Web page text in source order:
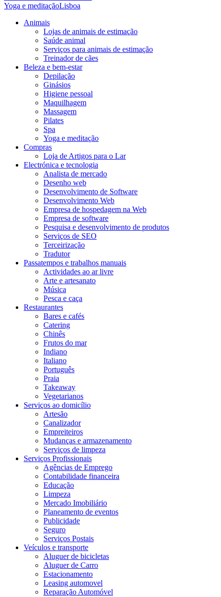
Yoga e meditaçãoLisboa
Animais
Lojas de animais de estimação
Saúde animal
Serviços para animais de estimação
Treinador de cães
Beleza e bem-estar
Depilação
Ginásios
Higiene pessoal
Maquilhagem
Massagem
Pilates
Spa
Yoga e meditação
Compras
Loja de Artigos para o Lar
Electrónica e tecnologia
Analista de mercado
Desenho web
Desenvolvimento de Software
Desenvolvimento Web
Empresa de hospedagem na Web
Empresa de software
Pesquisa e desenvolvimento de produtos
Serviços de SEO
Terceirização
Tradutor
Passatempos e trabalhos manuais
Actividades ao ar livre
Arte e artesanato
Música
Pesca e caça
Restaurantes
Bares e cafés
Catering
Chinês
Frutos do mar
Indiano
Italiano
Português
Praia
Takeaway
Vegetarianos
Serviços ao domicílio
Artesão
Canalizador
Empreiteiros
Mudanças e armazenamento
Serviços de limpeza
Serviços Profissionais
Agências de Emprego
Contabilidade financeira
Educação
Limpeza
Mercado Imobiliário
Planeamento de eventos
Publicidade
Seguro
Serviços Postais
Veículos e transporte
Aluguer de bicicletas
Aluguer de Carro
Estacionamento
Leasing automovel
Reparação Automóvel